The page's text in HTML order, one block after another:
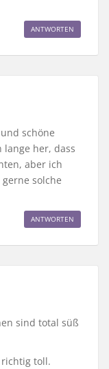
ANTWORTEN
schöne
lange her, dass
aber ich
solche
ANTWORTEN
sind total süß
toll.